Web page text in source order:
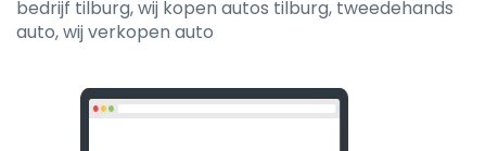
bedrijf tilburg, wij kopen autos tilburg, tweedehands
auto, wij verkopen auto